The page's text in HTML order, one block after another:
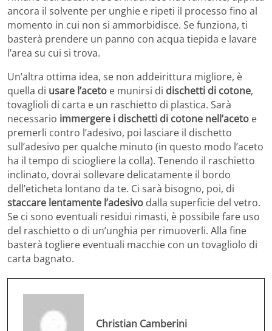
ancora il solvente per unghie e ripeti il processo fino al
momento in cui non si ammorbidisce. Se funziona, ti
basterà prendere un panno con acqua tiepida e lavare
l’area su cui si trova.
Un’altra ottima idea, se non addeirittura migliore, è
quella di usare l’aceto e munirsi di dischetti di cotone,
tovaglioli di carta e un raschietto di plastica. Sarà
necessario immergere i dischetti di cotone nell’aceto e
premerli contro l’adesivo, poi lasciare il dischetto
sull’adesivo per qualche minuto (in questo modo l’aceto
ha il tempo di sciogliere la colla). Tenendo il raschietto
inclinato, dovrai sollevare delicatamente il bordo
dell’eticheta lontano da te. Ci sarà bisogno, poi, di
staccare lentamente l’adesivo dalla superficie del vetro.
Se ci sono eventuali residui rimasti, è possibile fare uso
del raschietto o di un’unghia per rimuoverli. Alla fine
basterà togliere eventuali macchie con un tovagliolo di
carta bagnato.
Christian Camberini